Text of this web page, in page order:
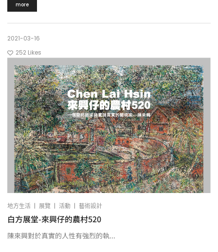
more
2021-03-16
252 Likes
地方生活 | 展覽 | 活動 | 藝術設計
白方展堂-來興仔的農村520
陳來興對於真實的人性有強烈的執...